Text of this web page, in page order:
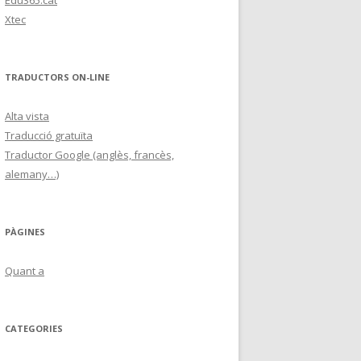
Xtec
TRADUCTORS ON-LINE
Alta vista
Traducció gratuïta
Traductor Google (anglès, francès,
alemany…)
PÀGINES
Quant a
CATEGORIES